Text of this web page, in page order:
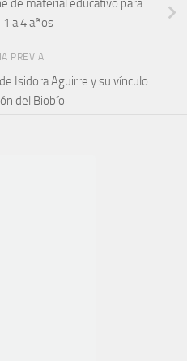
de material educativo para
a 4 años
PREVIA
Isidora Aguirre y su vínculo
del Biobío